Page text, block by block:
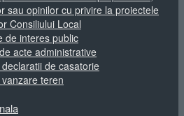
sau opinilor cu privire la proiectele
Consiliului Local
de interes public
acte administrative
de casatorie
teren